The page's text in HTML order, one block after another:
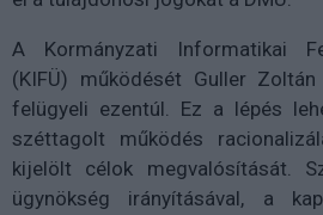
A Kormányzati Informatikai
(KIFÜ) működését Guller
felügyeli ezentúl. Ez a lépés
széttagolt működés
kijelölt célok megvalósítását.
ügynökség irányításával, a